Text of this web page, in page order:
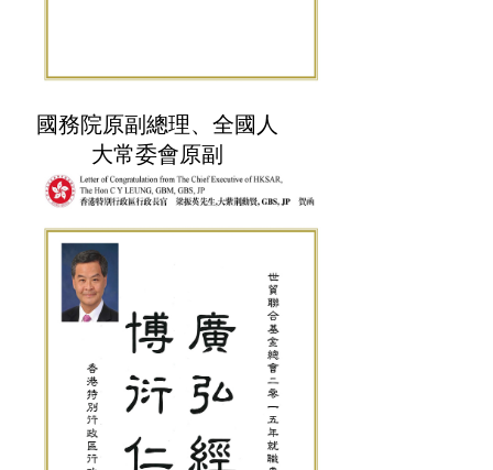
國務院原副總理、全國人
大常委會原副